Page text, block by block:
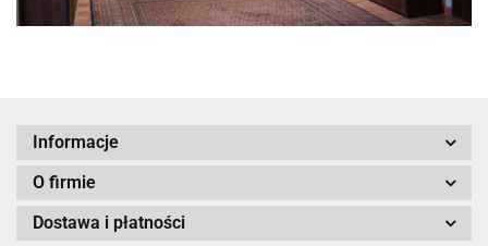
Informacje
O firmie
Dostawa i płatności